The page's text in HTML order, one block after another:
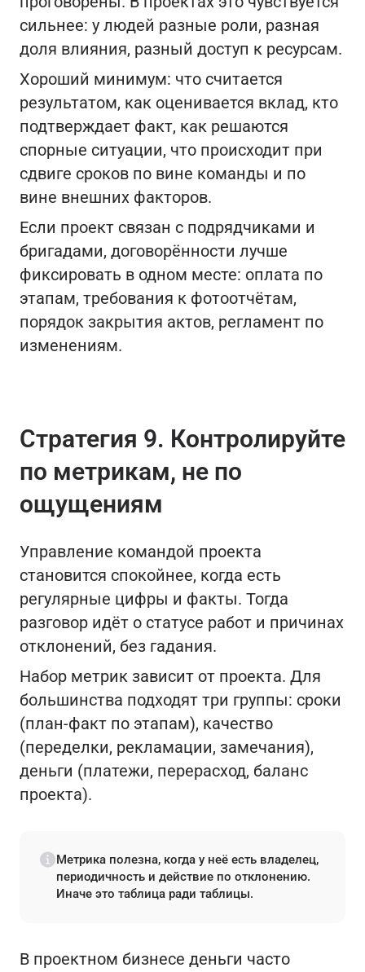
сильнее: у людей разные роли, разная
доля влияния, разный доступ к ресурсам.
Хороший минимум: что считается
результатом, как оценивается вклад, кто
подтверждает факт, как решаются
спорные ситуации, что происходит при
сдвиге сроков по вине команды и по
вине внешних факторов.
Если проект связан с подрядчиками и
бригадами, договорённости лучше
фиксировать в одном месте: оплата по
этапам, требования к фотоотчётам,
порядок закрытия актов, регламент по
изменениям.
Стратегия 9. Контролируйте
по метрикам, не по
ощущениям
Управление командой проекта
становится спокойнее, когда есть
регулярные цифры и факты. Тогда
разговор идёт о статусе работ и причинах
отклонений, без гадания.
Набор метрик зависит от проекта. Для
большинства подходят три группы: сроки
(план-факт по этапам), качество
(переделки, рекламации, замечания),
деньги (платежи, перерасход, баланс
проекта).
Метрика полезна, когда у неё есть владелец,
периодичность и действие по отклонению.
Иначе это таблица ради таблицы.
В проектном бизнесе деньги часто